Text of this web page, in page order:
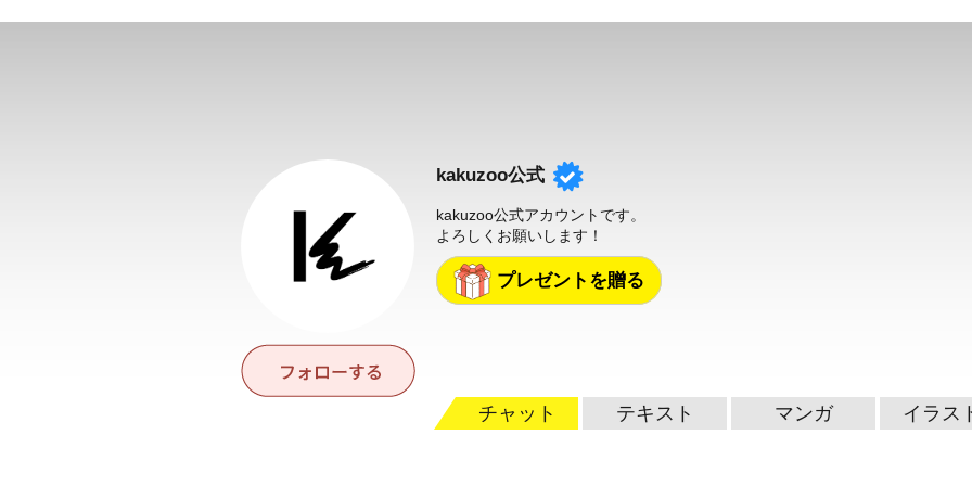
kakuzoo公式
kakuzoo公式アカウントです。
よろしくお願いします！
プレゼントを贈る
チャット テキスト マンガ イラス